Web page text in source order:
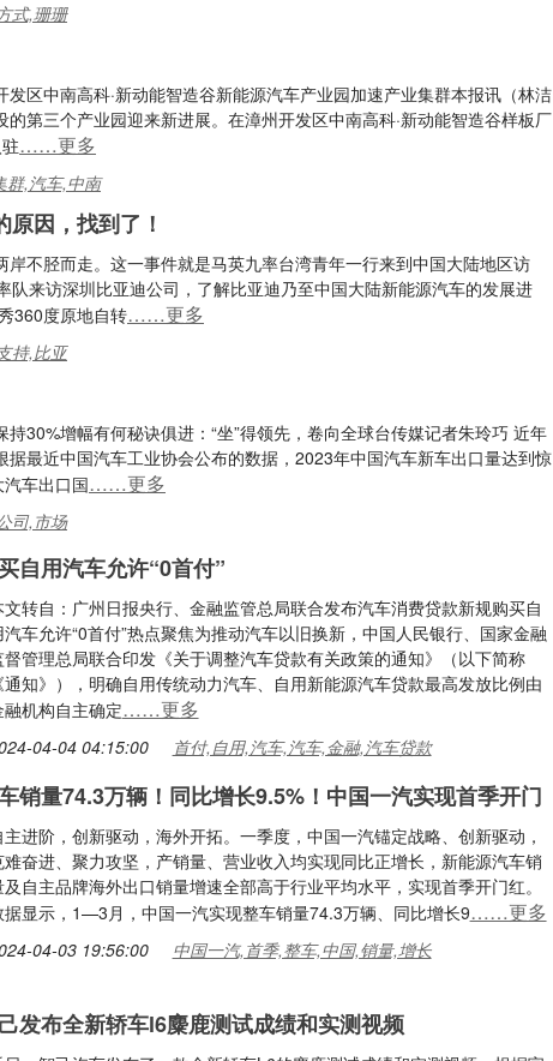
式,珊珊
区中南高科·新动能智造谷新能源汽车产业园加速产业集群本报讯（林洁
第三个产业园迎来新进展。在漳州开发区中南高科·新动能智造谷样板厂
……更多
群,汽车,中南
因，找到了！
不胫而走。这一事件就是马英九率台湾青年一行来到中国大陆地区访
来访深圳比亚迪公司，了解比亚迪乃至中国大陆新能源汽车的发展进
360度原地自转……更多
持,比亚
30%增幅有何秘诀俱进：“坐”得领先，卷向全球台传媒记者朱玲巧 近年
最近中国汽车工业协会公布的数据，2023年中国汽车新车出口量达到惊
车出口国……更多
司,市场
自用汽车允许“0首付”
文转自：广州日报央行、金融监管总局联合发布汽车消费贷款新规购买自
汽车允许“0首付”热点聚焦为推动汽车以旧换新，中国人民银行、国家金融
督管理总局联合印发《关于调整汽车贷款有关政策的通知》（以下简称
通知》），明确自用传统动力汽车、自用新能源汽车贷款最高发放比例由
融机构自主确定……更多
04-04 04:15:00 首付,自用,汽车,汽车,金融,汽车贷款
销量74.3万辆！同比增长9.5%！中国一汽实现首季开门
主进阶，创新驱动，海外开拓。一季度，中国一汽锚定战略、创新驱动，
难奋进、聚力攻坚，产销量、营业收入均实现同比正增长，新能源汽车销
及自主品牌海外出口销量增速全部高于行业平均水平，实现首季开门红。
据显示，1—3月，中国一汽实现整车销量74.3万辆、同比增长9……更多
04-03 19:56:00 中国一汽,首季,整车,中国,销量,增长
发布全新轿车l6麋鹿测试成绩和实测视频